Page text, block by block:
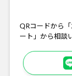
QRコードから
ート」から相談